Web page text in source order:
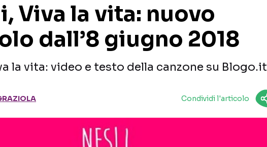
Viva la vita: nuovo
dall’8 giugno 2018
la vita: video e testo della canzone su Blogo.it
Condividi l'articolo